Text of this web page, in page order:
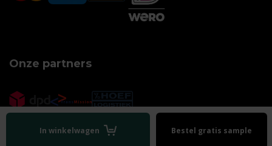
In winkelwagen Bestel gratis sample
Onze partners
Algemene voorwaarden |Disclaimer Privacy policy|Sitemap